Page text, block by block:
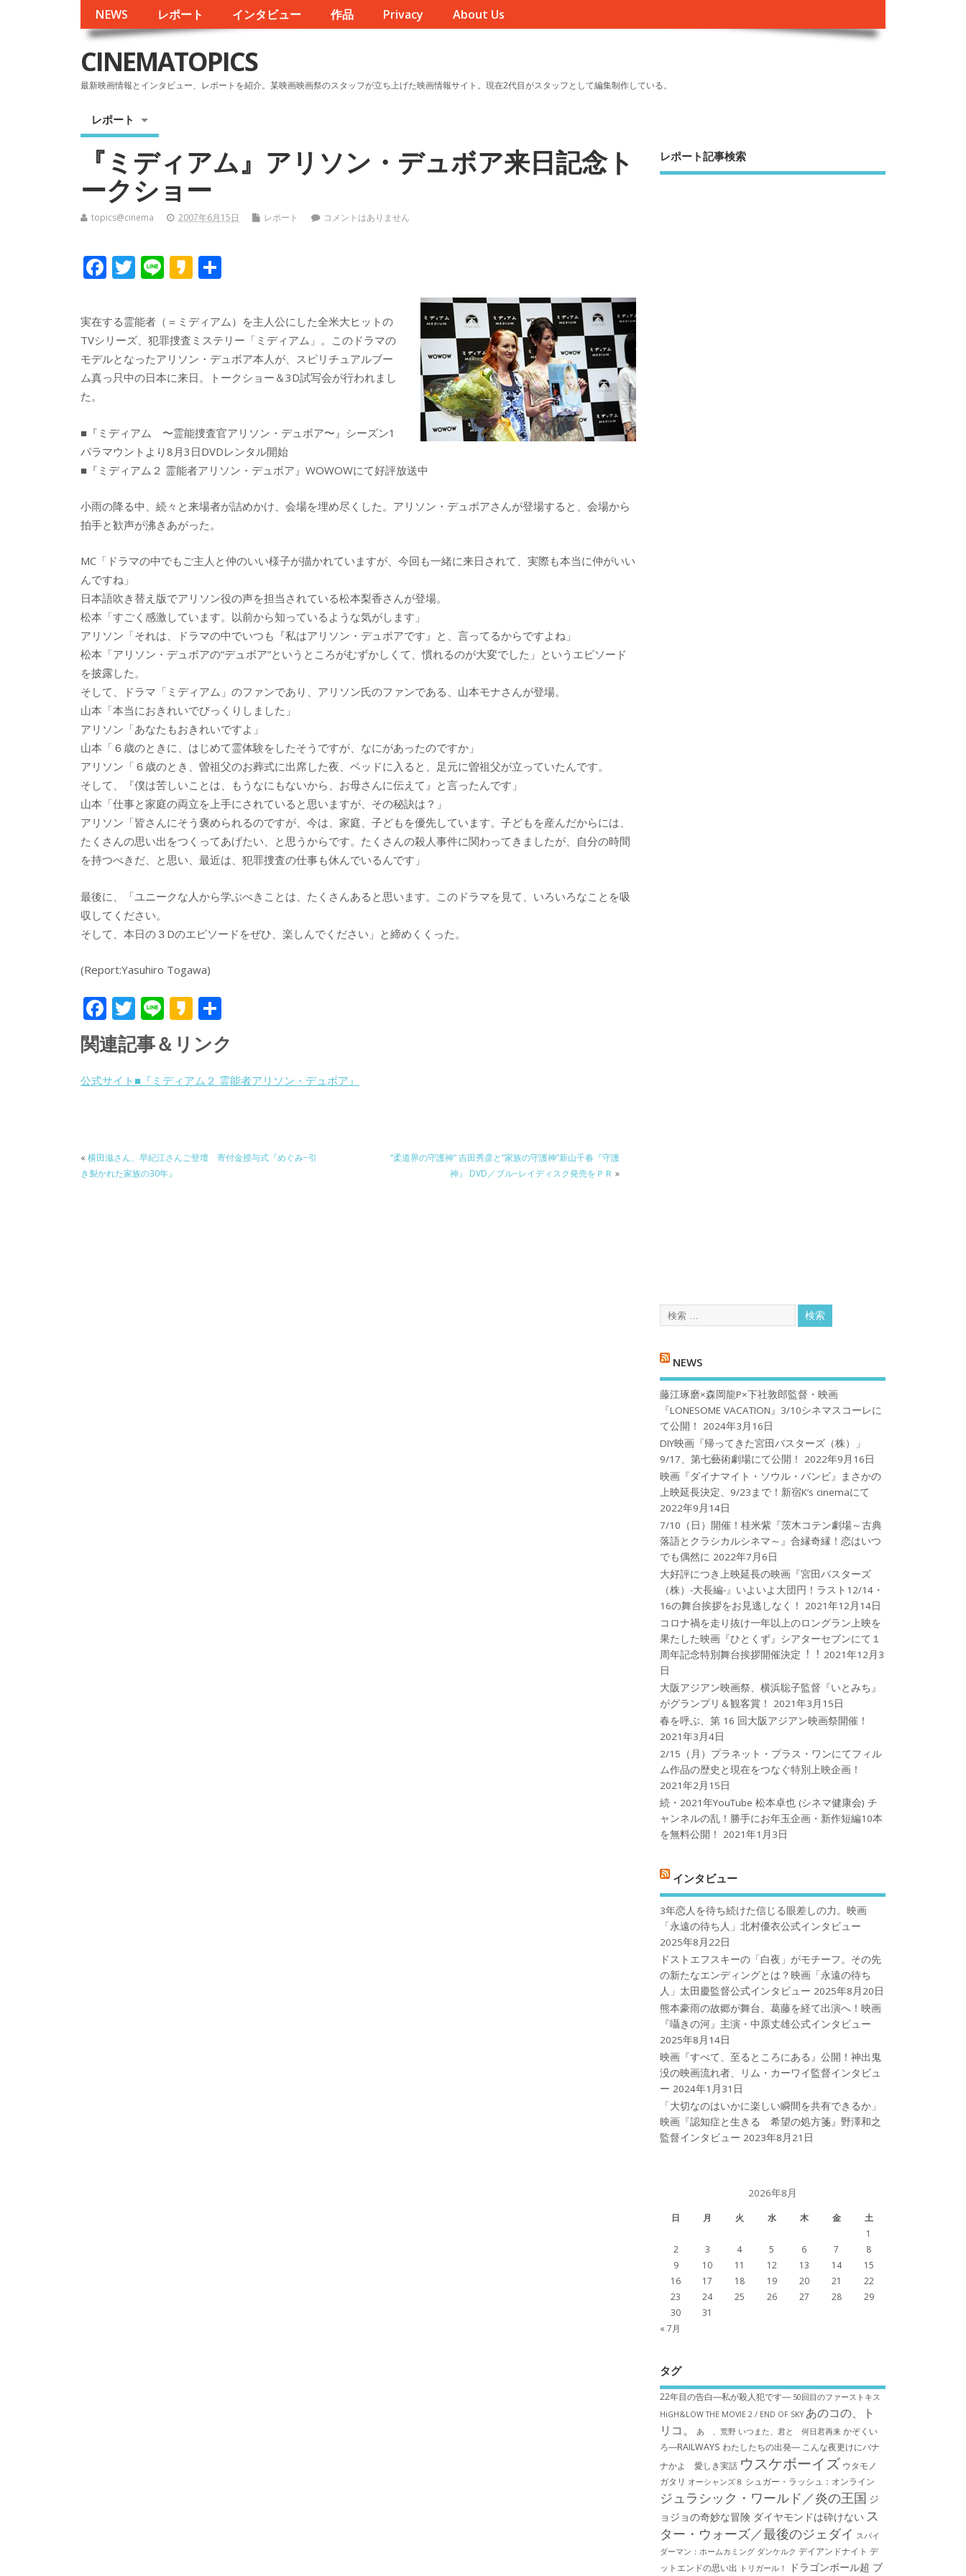
NEWS レポート インタビュー 作品 Privacy About Us
CINEMATOPICS
最新映画情報とインタビュー、レポートを紹介。某映画映画祭のスタッフが立ち上げた映画情報サイト。現在2代目がスタッフとして編集制作している。
レポート
『ミディアム』アリソン・デュボア来日記念ト
ークショー
topics@cinema 2007年6月15日 レポート コメントはありません
F
e
b
o
o
T
itt
er
Li
e
K
k
a
o
実在する霊能者（＝ミディアム）を主人公にした全米大ヒットの
TVシリーズ、犯罪捜査ミステリー「ミディアム」。このドラマの
モデルとなったアリソン・デュボア本人が、スピリチュアルブー
ム真っ只中の日本に来日。トークショー＆3D試写会が行われまし
た。
■『ミディアム 〜霊能捜査官アリソン・デュボア〜』シーズン1
パラマウントより8月3日DVDレンタル開始
■『ミディアム２ 霊能者アリソン・デュボア』WOWOWにて好評放送中
小雨の降る中、続々と来場者が詰めかけ、会場を埋め尽くした。アリソン・デュボアさんが登場すると、会場から
拍手と歓声が沸きあがった。
MC「ドラマの中でもご主人と仲のいい様子が描かれていますが、今回も一緒に来日されて、実際も本当に仲がいい
んですね」
日本語吹き替え版でアリソン役の声を担当されている松本梨香さんが登場。
松本「すごく感激しています。以前から知っているような気がします」
アリソン「それは、ドラマの中でいつも『私はアリソン・デュボアです』と、言ってるからですよね」
松本「アリソン・デュボアの“デュボア”というところがむずかしくて、慣れるのが大変でした」というエピソード
を披露した。
そして、ドラマ「ミディアム」のファンであり、アリソン氏のファンである、山本モナさんが登場。
山本「本当におきれいでびっくりしました」
アリソン「あなたもおきれいですよ」
山本「６歳のときに、はじめて霊体験をしたそうですが、なにがあったのですか」
アリソン「６歳のとき、曽祖父のお葬式に出席した夜、ベッドに入ると、足元に曽祖父が立っていたんです。
そして、『僕は苦しいことは、もうなにもないから、お母さんに伝えて』と言ったんです」
山本「仕事と家庭の両立を上手にされていると思いますが、その秘訣は？」
アリソン「皆さんにそう褒められるのですが、今は、家庭、子どもを優先しています。子どもを産んだからには、
たくさんの思い出をつくってあげたい、と思うからです。たくさんの殺人事件に関わってきましたが、自分の時間
を持つべきだ、と思い、最近は、犯罪捜査の仕事も休んでいるんです」
最後に、「ユニークな人から学ぶべきことは、たくさんあると思います。このドラマを見て、いろいろなことを吸
収してください。
そして、本日の３Dのエピソードをぜひ、楽しんでください」と締めくくった。
(Report:Yasuhiro Togawa)
F
ac
e
b
k
T
w
itt
er
Li
n
e
K
a
k
a
有
関連記事＆リンク
公式サイト■『ミディアム２ 霊能者アリソン・デュボア』
« 横田滋さん、早紀江さんご登壇 寄付金授与式『めぐみ−引
き裂かれた家族の30年』
“柔道界の守護神” 吉田秀彦と“家族の守護神”新山千春『守護
神』 DVD／ブル−レイディスク発売をＰＲ »
レポート記事検索
NEWS
藤江琢磨×森岡龍P×下社敦郎監督・映画
『LONESOME VACATION』3/10シネマスコーレに
て公開！
2024年3月16日
DIY映画『帰ってきた宮田バスターズ（株）」
9/17、第七藝術劇場にて公開！
2022年9月16日
映画『ダイナマイト・ソウル・バンビ』まさかの
上映延長決定、9/23まで！新宿K’s cinemaにて
2022年9月14日
7/10（日）開催！桂米紫『茨木コテン劇場～古典
落語とクラシカルシネマ～』合縁奇縁！恋はいつ
でも偶然に 2022年7月6日
大好評につき上映延長の映画『宮田バスターズ
（株）-大長編-』いよいよ大団円！ラスト12/14・
16の舞台挨拶をお見逃しなく！
2021年12月14日
コロナ禍を⾛り抜け⼀年以上のロングラン上映を
果たした映画『ひとくず』シアターセブンにて１
周年記念特別舞台挨拶開催決定︕︕ 2021年12月3
日
大阪アジアン映画祭、横浜聡子監督『いとみち』
がグランプリ＆観客賞！
2021年3月15日
春を呼ぶ、第 16 回大阪アジアン映画祭開催！
2021年3月4日
2/15（月）プラネット・プラス・ワンにてフィル
ム作品の歴史と現在をつなぐ特別上映企画！
2021年2月15日
続・2021年YouTube 松本卓也 (シネマ健康会) チ
ャンネルの乱！勝手にお年玉企画・新作短編10本
を無料公開！
2021年1月3日
インタビュー
3年恋人を待ち続けた信じる眼差しの力。映画
「永遠の待ち人」北村優衣公式インタビュー
2025年8月22日
ドストエフスキーの「白夜」がモチーフ。その先
の新たなエンディングとは？映画「永遠の待ち
人」太田慶監督公式インタビュー 2025年8月20日
熊本豪雨の故郷が舞台、葛藤を経て出演へ！映画
『囁きの河』主演・中原丈雄公式インタビュー
2025年8月14日
映画『すべて、至るところにある』公開！神出鬼
没の映画流れ者、リム・カーワイ監督インタビュ
ー 2024年1月31日
「大切なのはいかに楽しい瞬間を共有できるか」
映画『認知症と生きる 希望の処方箋』野澤和之
監督インタビュー 2023年8月21日
2026年8月
日 月 火 水 木 金
土
1
2
3 4 5 6 7
8
9
10 11 12 13 14
15
16
17 18 19 20 21
22
23
24 25 26 27 28
29
30
31
« 7月
タグ
22年目の告白―私が殺人犯です― 50回目のファーストキス
HiGH&LOW THE MOVIE 2 / END OF SKY あのコの、ト
リコ。
あゝ、荒野 いつまた、君と 何日君再来 かぞくい
ろ―RAILWAYS わたしたちの出発― こんな夜更けにバナ
ナかよ 愛しき実話 ウスケボーイズ ウタモノ
ガタリ オーシャンズ８ シュガー・ラッシュ：オ​ンライン
ジュラシック・ワールド／炎の王国 ジ
ョジョの奇妙な冒険 ダイヤモンドは砕けない ス
ター・ウォーズ／最後のジェダイ スパイ
ダーマン：ホームカミング ダンケルク デイアンドナイト デ
ットエンドの思い出
トリガール！ ドラゴンボール超 ブ